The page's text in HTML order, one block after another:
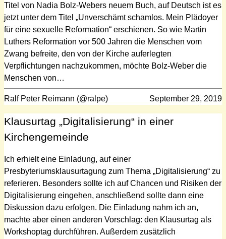
Titel von Nadia Bolz-Webers neuem Buch, auf Deutsch ist es
jetzt unter dem Titel „Unverschämt schamlos. Mein Plädoyer
für eine sexuelle Reformation“ erschienen. So wie Martin
Luthers Reformation vor 500 Jahren die Menschen vom
Zwang befreite, den von der Kirche auferlegten
Verpflichtungen nachzukommen, möchte Bolz-Weber die
Menschen von…
Ralf Peter Reimann (@ralpe) September 29, 2019
Klausurtag „Digitalisierung“ in einer
Kirchengemeinde
Ich erhielt eine Einladung, auf einer
Presbyteriumsklausurtagung zum Thema „Digitalisierung“ zu
referieren. Besonders sollte ich auf Chancen und Risiken der
Digitalisierung eingehen, anschließend sollte dann eine
Diskussion dazu erfolgen. Die Einladung nahm ich an,
machte aber einen anderen Vorschlag: den Klausurtag als
Workshoptag durchführen. Außerdem zusätzlich